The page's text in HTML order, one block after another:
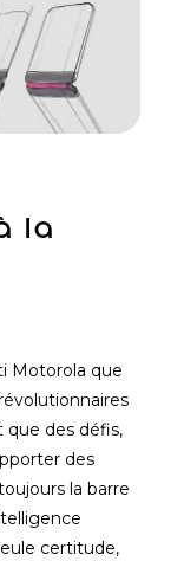
la
Motorola que
que des défis,
des
la barre
certitude,